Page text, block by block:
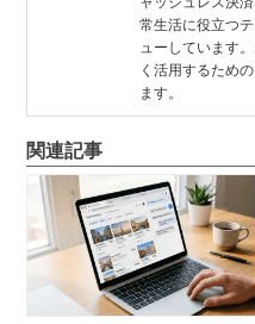
常生活に役立つ
ューしています
く活用するため
ます。
関連記事